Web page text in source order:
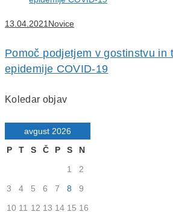
13.04.2021 Novice
Pomoč podjetjem v gostinstvu in
epidemije COVID-19
Koledar objav
avgust 2026
P
T S Č P S
N
1
2
3
4 5 6 7 8
9
10 11 12 13 14 15 16